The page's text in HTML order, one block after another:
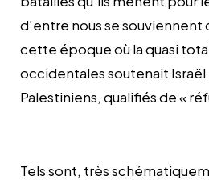
d’entre nous se souviennent
cette époque où la quasi
occidentales soutenait
Palestiniens, qualifiés de «
Tels sont, très